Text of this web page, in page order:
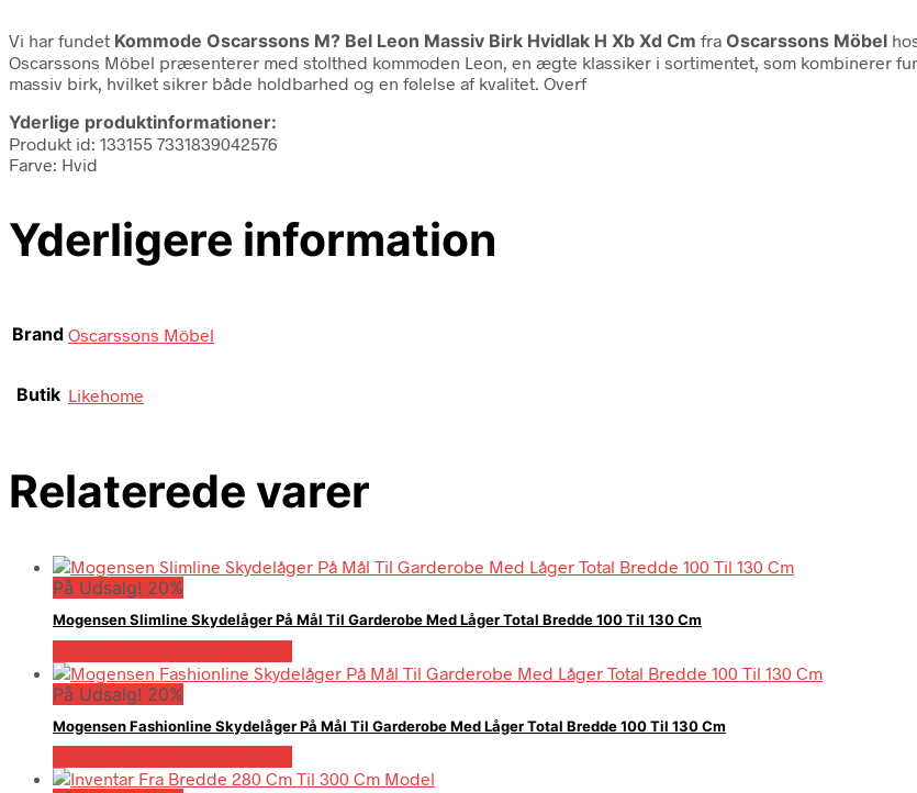
Vi har fundet Kommode Oscarssons M? Bel Leon Massiv Birk Hvidlak H Xb Xd Cm fra Oscarssons Möbel
Oscarssons Möbel præsenterer med stolthed kommoden Leon, en ægte klassiker i sortimentet, som kombinerer
massiv birk, hvilket sikrer både holdbarhed og en følelse af kvalitet. Overf
Yderlige produktinformationer:
Produkt id: 133155 7331839042576
Farve: Hvid
Yderligere information
Brand Oscarssons Möbel
Butik Likehome
Relaterede varer
På Udsalg! 20%
Mogensen Slimline Skydelåger På Mål Til Garderobe Med Låger Total Bredde 100 Til 130 Cm
På Udsalg! 20%
Mogensen Fashionline Skydelåger På Mål Til Garderobe Med Låger Total Bredde 100 Til 130 Cm